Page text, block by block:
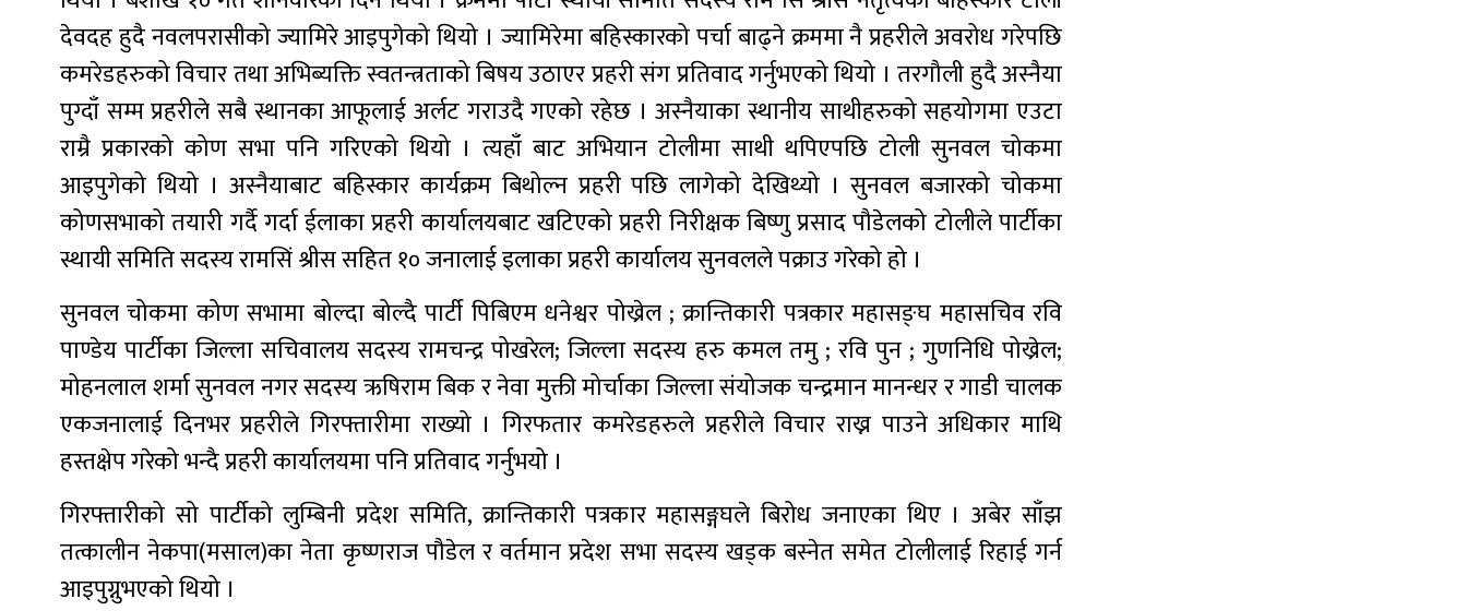
देवदह हुदै नवलपरासीको ज्यामिरे आइपुगेको थियो । ज्यामिरेमा बहिस्कारको पर्चा बाढ्ने क्रममा नै प्रहरीले अवरोध गरेपछि
कमरेडहरुको विचार तथा अभिब्यक्ति स्वतन्त्रताको बिषय उठाएर प्रहरी संग प्रतिवाद गर्नुभएको थियो । तरगौली हुदै अस्नैया
पुग्दाँ सम्म प्रहरीले सबै स्थानका आफूलाई अर्लट गराउदै गएको रहेछ । अस्नैयाका स्थानीय साथीहरुको सहयोगमा एउटा
राम्रै प्रकारको कोण सभा पनि गरिएको थियो । त्यहाँ बाट अभियान टोलीमा साथी थपिएपछि टोली सुनवल चोकमा
आइपुगेको थियो । अस्नैयाबाट बहिस्कार कार्यक्रम बिथोल्न प्रहरी पछि लागेको देखिथ्यो । सुनवल बजारको चोकमा
कोणसभाको तयारी गर्दै गर्दा ईलाका प्रहरी कार्यालयबाट खटिएको प्रहरी निरीक्षक बिष्णु प्रसाद पौडेलको टोलीले पार्टीका
स्थायी समिति सदस्य रामसिं श्रीस सहित १० जनालाई इलाका प्रहरी कार्यालय सुनवलले पक्राउ गरेको हो ।
सुनवल चोकमा कोण सभामा बोल्दा बोल्दै पार्टी पिबिएम धनेश्वर पोख्रेल ; क्रान्तिकारी पत्रकार महासङ्घ महासचिव रवि
पाण्डेय पार्टीका जिल्ला सचिवालय सदस्य रामचन्द्र पोखरेल; जिल्ला सदस्य हरु कमल तमु ; रवि पुन ; गुणनिधि पोख्रेल;
मोहनलाल शर्मा सुनवल नगर सदस्य ऋषिराम बिक र नेवा मुक्ती मोर्चाका जिल्ला संयोजक चन्द्रमान मानन्धर र गाडी चालक
एकजनालाई दिनभर प्रहरीले गिरफ्तारीमा राख्यो । गिरफतार कमरेडहरुले प्रहरीले विचार राख्न पाउने अधिकार माथि
हस्तक्षेप गरेको भन्दै प्रहरी कार्यालयमा पनि प्रतिवाद गर्नुभयो ।
गिरफ्तारीको सो पार्टीको लुम्बिनी प्रदेश समिति, क्रान्तिकारी पत्रकार महासङ्गघले बिरोध जनाएका थिए । अबेर साँझ
तत्कालीन नेकपा(मसाल)का नेता कृष्णराज पौडेल र वर्तमान प्रदेश सभा सदस्य खड्क बस्नेत समेत टोलीलाई रिहाई गर्न
आइपुग्नुभएको थियो ।